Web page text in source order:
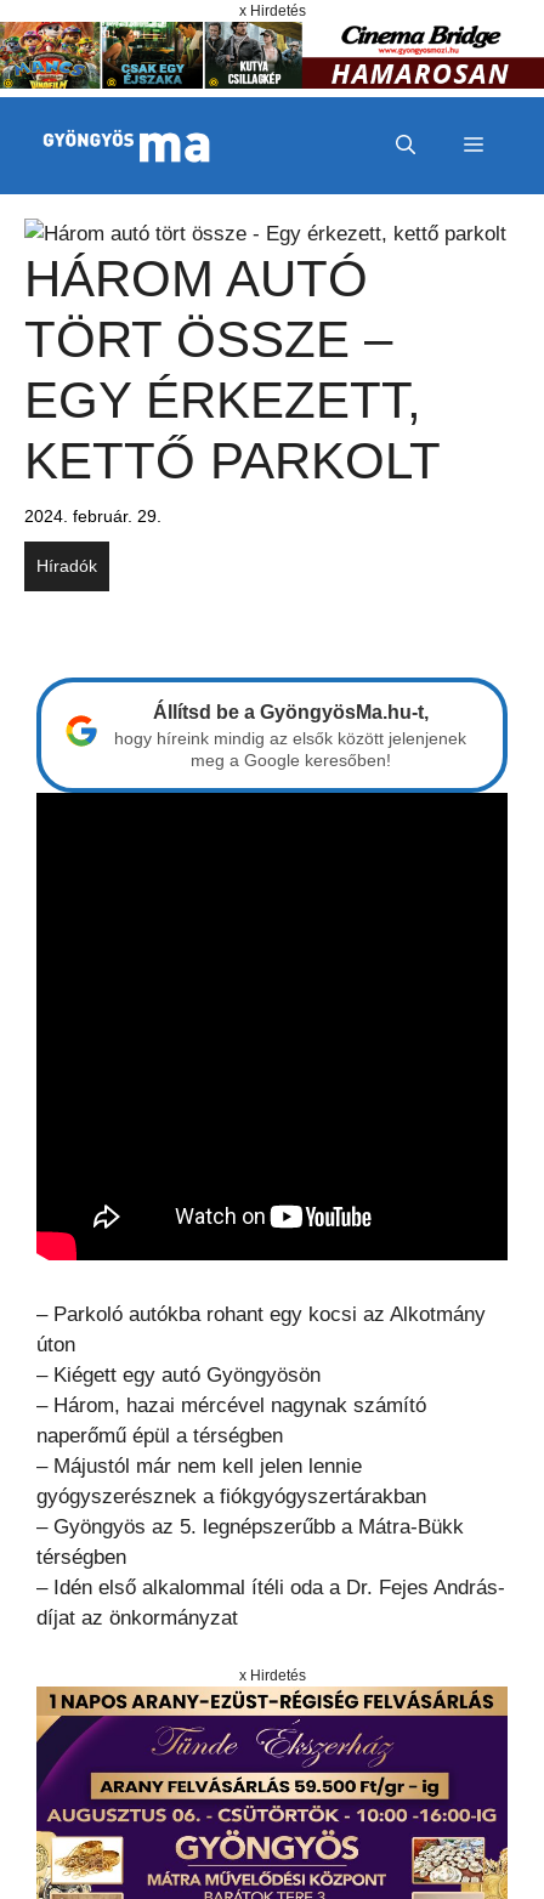
x Hirdetés
MENÜ
HÁROM AUTÓ
TÖRT ÖSSZE –
EGY ÉRKEZETT,
KETTŐ PARKOLT
2024. február. 29.
Híradók
Állítsd be a GyöngyösMa.hu-t,
hogy híreink mindig az elsők között jelenjenek
meg a Google keresőben!
– Parkoló autókba rohant egy kocsi az Alkotmány
úton
– Kiégett egy autó Gyöngyösön
– Három, hazai mércével nagynak számító
naperőmű épül a térségben
– Májustól már nem kell jelen lennie
gyógyszerésznek a fiókgyógyszertárakban
– Gyöngyös az 5. legnépszerűbb a Mátra-Bükk
térségben
– Idén első alkalommal ítéli oda a Dr. Fejes András-
díjat az önkormányzat
x Hirdetés